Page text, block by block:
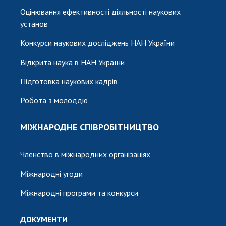
Оцінювання ефективності діяльності наукових
установ
Конкурси наукових досліджень НАН України
Відкрита наука в НАН України
Підготовка наукових кадрів
Робота з молоддю
МІЖНАРОДНЕ СПІВРОБІТНИЦТВО
Членство в міжнародних організаціях
Міжнародні угоди
Міжнародні програми та конкурси
ДОКУМЕНТИ